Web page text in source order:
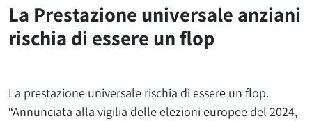
La Prestazione universale anziani
rischia di essere un flop
La prestazione universale rischia di essere un flop.
“Annunciata alla vigilia delle elezioni europee del 2024,